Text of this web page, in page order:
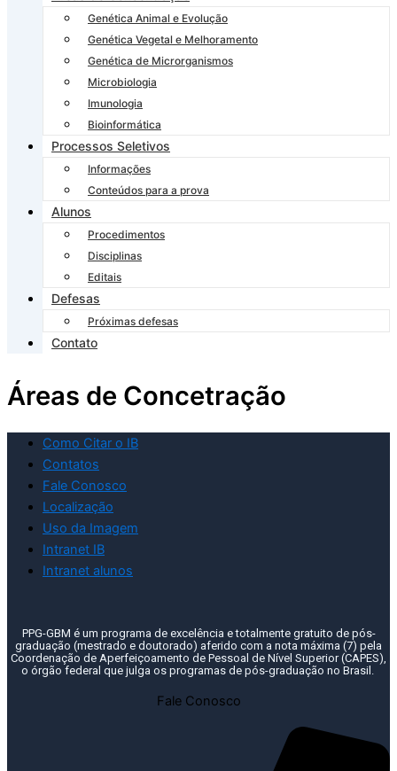
Genética Animal e Evolução
Genética Vegetal e Melhoramento
Genética de Microrganismos
Microbiologia
Imunologia
Bioinformática
Processos Seletivos
Informações
Conteúdos para a prova
Alunos
Procedimentos
Disciplinas
Editais
Defesas
Próximas defesas
Contato
Áreas de Concetração
Como Citar o IB
Contatos
Fale Conosco
Localização
Uso da Imagem
Intranet IB
Intranet alunos
PPG-GBM é um programa de excelência e totalmente gratuito de pós-
graduação (mestrado e doutorado) aferido com a nota máxima (7) pela
Coordenação de Aperfeiçoamento de Pessoal de Nível Superior (CAPES),
o órgão federal que julga os programas de pós-graduação no Brasil.
Fale Conosco